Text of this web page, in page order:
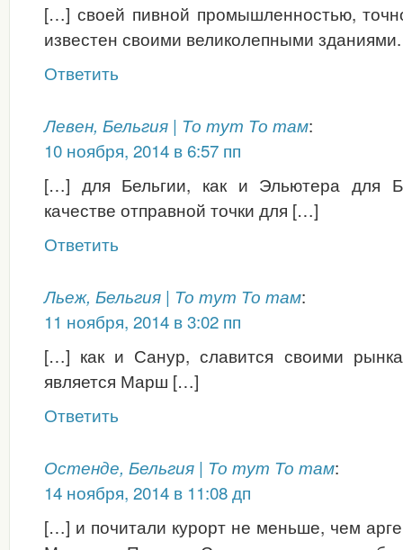
[…] своей пивной промышленностью,
известен своими великолепными
Ответить
Левен, Бельгия | То тут То там:
10 ноября, 2014 в 6:57 пп
[…] для Бельгии, как и Эльютера для
качестве отправной точки для […]
Ответить
Льеж, Бельгия | То тут То там:
11 ноября, 2014 в 3:02 пп
[…] как и Санур, славится своими
является Марш […]
Ответить
Остенде, Бельгия | То тут То там:
14 ноября, 2014 в 11:08 дп
[…] и почитали курорт не меньше, чем